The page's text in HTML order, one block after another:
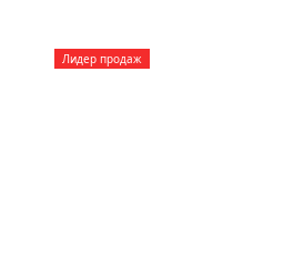
Лидер продаж